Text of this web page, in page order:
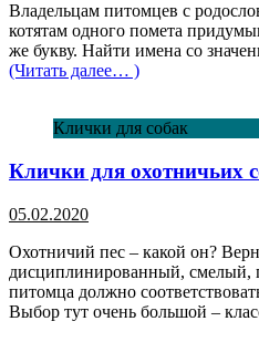
Владельцам питомцев с
котятам одного помета
же букву. Найти имена со
(Читать далее… )
Клички для собак
Клички для охотничьих
05.02.2020
Охотничий пес – какой он?
дисциплинированный, смелый,
питомца должно
Выбор тут очень большой –